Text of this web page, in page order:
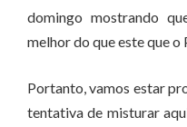
domingo mostrando
melhor do que este que o
Portanto, vamos estar
tentativa de misturar